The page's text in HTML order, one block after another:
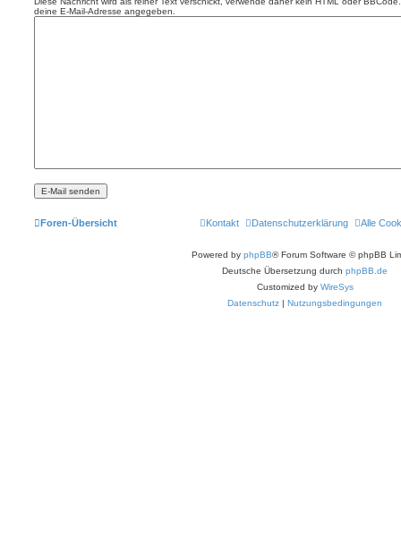
deine E-Mail-Adresse angegeben.
Foren-Übersicht Alle
Datenschutzerklärung
Kontakt
Powered by phpBB® Forum Software © phpBB
Deutsche Übersetzung durch phpBB.de
Customized by WireSys
Datenschutz
Nutzungsbedingungen